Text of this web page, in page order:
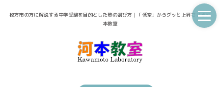
枚方市の方に解説する中学受験を目的とした塾の選び方｜「低空」からグッと上昇させる河
本教室